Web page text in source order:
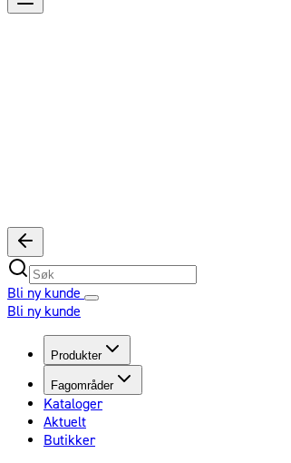
Bli ny kunde
Bli ny kunde
Produkter
Fagområder
Kataloger
Aktuelt
Butikker